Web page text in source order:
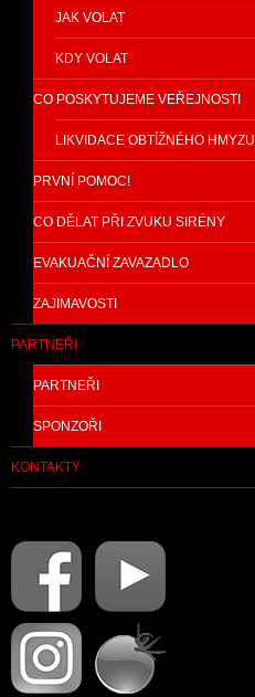
JAK VOLAT
KDY VOLAT
CO POSKYTUJEME VEŘEJNOSTI
LIKVIDACE OBTÍŽNÉHO HMYZU
PRVNÍ POMOC!
CO DĚLAT PŘI ZVUKU SIRÉNY
EVAKUAČNÍ ZAVAZADLO
ZAJIMAVOSTI
PARTNEŘI
PARTNEŘI
SPONZOŘI
KONTAKTY